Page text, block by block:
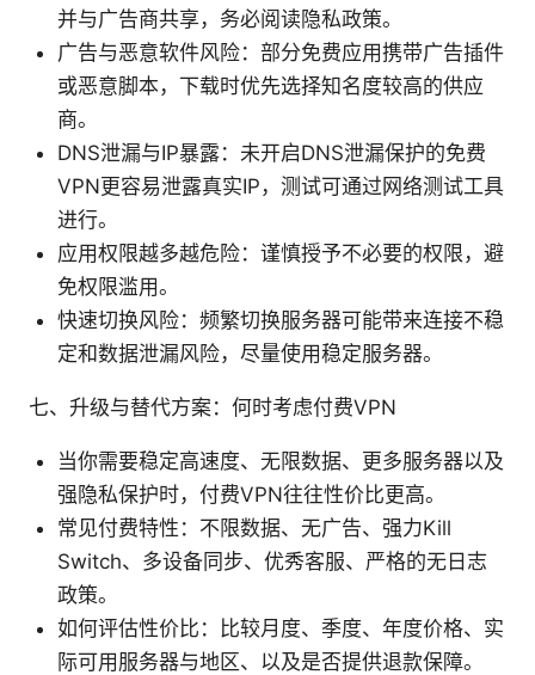
并与广告商共享，务必阅读隐私政策。
广告与恶意软件风险：部分免费应用携带广告插件
或恶意脚本，下载时优先选择知名度较高的供应
商。
DNS泄漏与IP暴露：未开启DNS泄漏保护的免费
VPN更容易泄露真实IP，测试可通过网络测试工具
进行。
应用权限越多越危险：谨慎授予不必要的权限，避
免权限滥用。
快速切换风险：频繁切换服务器可能带来连接不稳
定和数据泄漏风险，尽量使用稳定服务器。
七、升级与替代方案：何时考虑付费VPN
当你需要稳定高速度、无限数据、更多服务器以及
强隐私保护时，付费VPN往往性价比更高。
常见付费特性：不限数据、无广告、强力Kill
Switch、多设备同步、优秀客服、严格的无日志
政策。
如何评估性价比：比较月度、季度、年度价格、实
际可用服务器与地区、以及是否提供退款保障。